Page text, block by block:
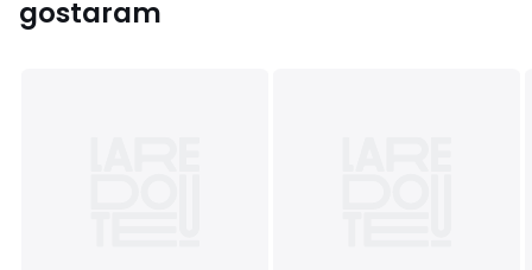
gostaram